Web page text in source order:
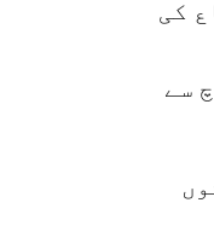
کی
سے